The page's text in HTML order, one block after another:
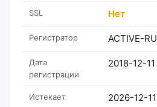
SSL Нет
Регистратор ACTIVE-RU
Дата
регистрации
2018-12-11
Истекает 2026-12-11